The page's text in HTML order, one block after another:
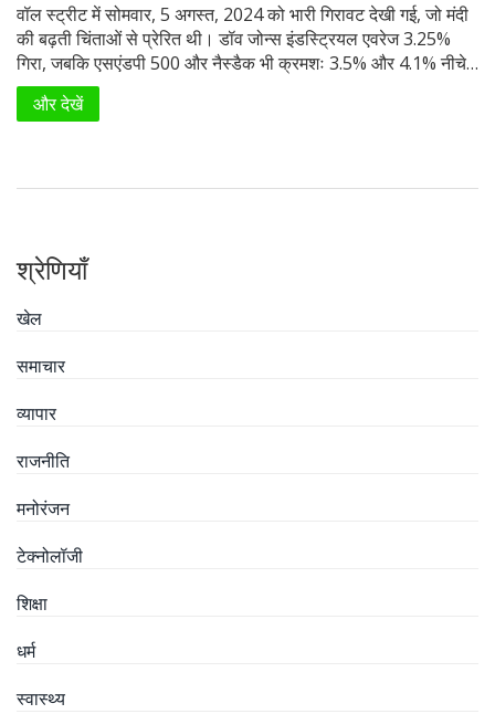
वॉल स्ट्रीट में सोमवार, 5 अगस्त, 2024 को भारी गिरावट देखी गई, जो मंदी
की बढ़ती चिंताओं से प्रेरित थी। डॉव जोन्स इंडस्ट्रियल एवरेज 3.25%
गिरा, जबकि एसएंडपी 500 और नैस्डैक भी क्रमशः 3.5% और 4.1% नीचे
गए। आर्थिक सुचकांकों ने धीमी वृद्धि और मुद्रास्फीति के दबाव को दर्शाया,
जिससे निवेशकों में चिंता बढ़ी।
और देखें
श्रेणियाँ
खेल
समाचार
व्यापार
राजनीति
मनोरंजन
टेक्नोलॉजी
शिक्षा
धर्म
स्वास्थ्य